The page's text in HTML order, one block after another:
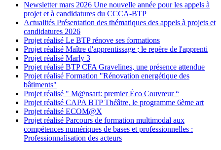
Newsletter mars 2026 Une nouvelle année pour les appels à
projet et à candidatures du CCCA-BTP
Actualités Présentation des thématiques des appels à projets et
candidatures 2026
Projet réalisé Le BTP rénove ses formations
Projet réalisé Maître d'apprentissage ; le repère de l'apprenti
Projet réalisé Marly 3
Projet réalisé BTP CFA Gravelines, une présence attendue
Projet réalisé Formation "Rénovation energétique des
bâtiments"
Projet réalisé " M@nsart: premier Éco Couvreur “
Projet réalisé CAPA BTP Théâtre, le programme 6ème art
Projet réalisé ECOM@X
Projet réalisé Parcours de formation multimodal aux
compétences numériques de bases et professionnelles :
Professionnalisation des acteurs